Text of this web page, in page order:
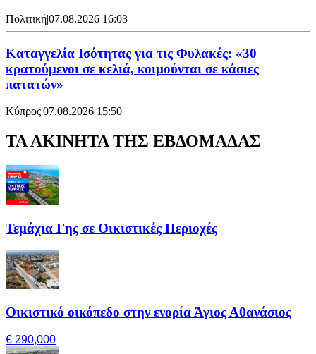
Πολιτική|07.08.2026 16:03
Καταγγελία Ισότητας για τις Φυλακές: «30
κρατούμενοι σε κελιά, κοιμούνται σε κάσιες
πατατών»
Κύπρος|07.08.2026 15:50
ΤΑ ΑΚΙΝΗΤΑ ΤΗΣ ΕΒΔΟΜΑΔΑΣ
Τεμάχια Γης σε Οικιστικές Περιοχές
Οικιστικό οικόπεδο στην ενορία Άγιος Αθανάσιος
€ 290,000